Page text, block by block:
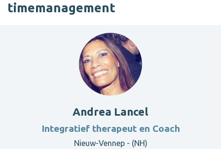
timemanagement
Andrea Lancel
Integratief therapeut en Coach
Nieuw-Vennep - (NH)